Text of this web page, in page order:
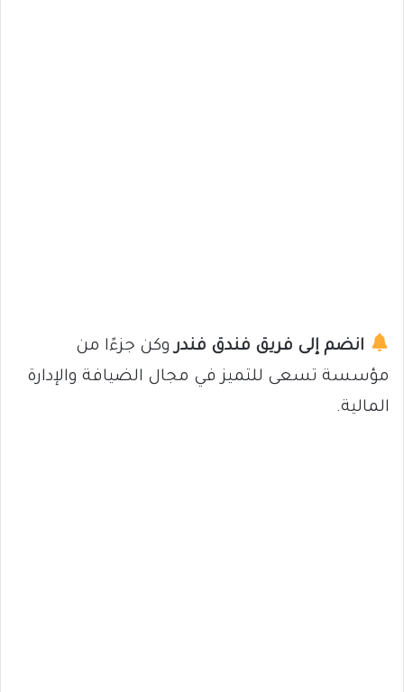
انضم إلى فريق فندق فندروكن جزءًا من
مؤسسة تسعى للتميز في مجال الضيافة والإدارة
المالية.